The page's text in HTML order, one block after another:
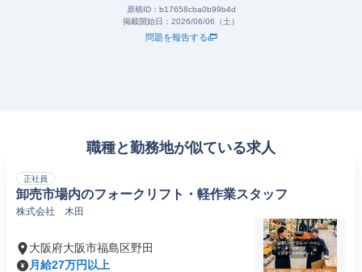
原稿ID： b17658cba0b99b4d
掲載開始日： 2026/06/06（土）
問題を報告する
職種と勤務地が似ている求人
正社員
卸売市場内のフォークリフト・軽作業スタッフ
株式会社 木田
大阪府大阪市福島区野田
月給27万円以上